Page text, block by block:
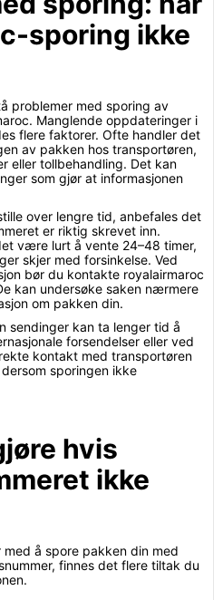
sporing ikke
problemer med sporing av
Manglende oppdateringer i
flere faktorer. Ofte handler det
av pakken hos transportøren,
eller tollbehandling. Det kan
som gjør at informasjonen
over lengre tid, anbefales det
er riktig skrevet inn.
være lurt å vente 24–48 timer,
skjer med forsinkelse. Ved
bør du kontakte royalairmaroc
kan undersøke saken nærmere
om pakken din.
sendinger kan ta lenger tid å
forsendelser eller ved
kontakt med transportøren
sporingen ikke
hvis
ikke
å spore pakken din med
finnes det flere tiltak du